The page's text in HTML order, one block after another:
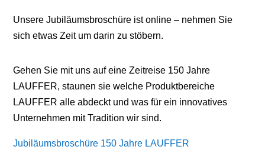
Unsere Jubiläumsbroschüre ist online – nehmen Sie
sich etwas Zeit um darin zu stöbern.
Gehen Sie mit uns auf eine Zeitreise 150 Jahre
LAUFFER, staunen sie welche Produktbereiche
LAUFFER alle abdeckt und was für ein innovatives
Unternehmen mit Tradition wir sind.
Jubiläumsbroschüre 150 Jahre LAUFFER